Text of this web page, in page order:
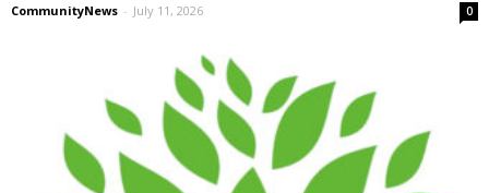
CommunityNews - July 11, 2026 0